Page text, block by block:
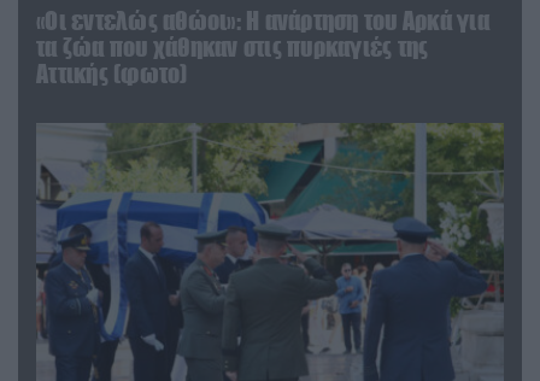
«Οι εντελώς αθώοι»: Η ανάρτηση του Αρκά για
τα ζώα που χάθηκαν στις πυρκαγιές της
Αττικής (φωτο)